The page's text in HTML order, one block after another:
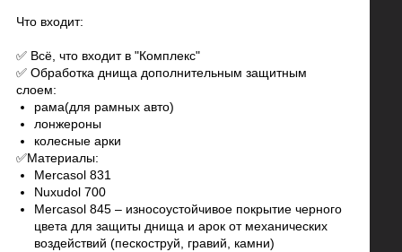
Что входит:
✅ Всё, что входит в "Комплекс"
✅ Обработка днища дополнительным защитным
слоем:
рама(для рамных авто)
лонжероны
колесные арки
✅Материалы:
Mercasol 831
Nuxudol 700
Mercasol 845 – износоустойчивое покрытие черного
цвета для защиты днища и арок от механических
воздействий (пескоструй, гравий, камни)